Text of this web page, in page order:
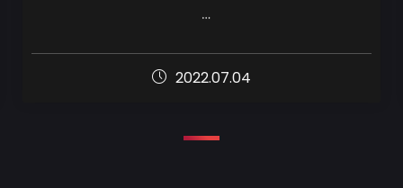
題、客服，都歡迎與我們聯繫...
2022.07.04